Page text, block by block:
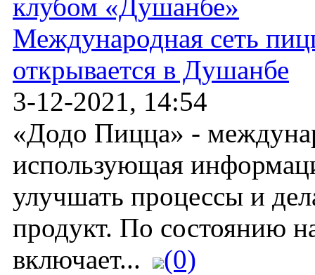
Международная сеть
открывается в Душанбе
3-12-2021, 14:54
«Додо Пицца» -
использующая
улучшать процессы и
продукт. По состоянию
включает...
(0)